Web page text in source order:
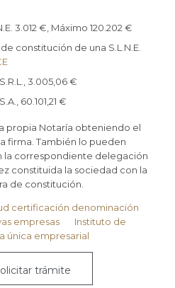
3.012 €, Máximo 120.202 €
constitución de una S.L.N.E.
3.005,06 €
60.101,21 €
propia Notaría obteniendo el
firma. También lo pueden
la correspondiente delegación
constituida la sociedad con la
de constitución.
certificación denominación
empresas
Instituto de
única empresarial
trámite